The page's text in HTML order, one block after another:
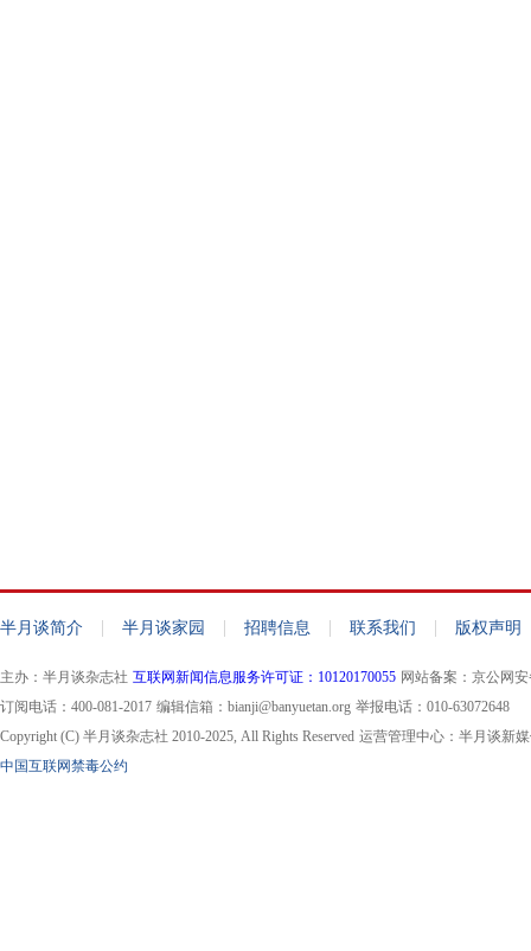
半月谈简介 | 半月谈家园 | 招聘信息 | 联系我们 | 版权声明
主办：半月谈杂志社 互联网新闻信息服务许可证：10120170055 网站备案：京公网安
订阅电话：400-081-2017 编辑信箱：bianji@banyuetan.org 举报电话：010-63072648
Copyright (C) 半月谈杂志社 2010-2025, All Rights Reserved 运营管理中心：半月谈新
中国互联网禁毒公约